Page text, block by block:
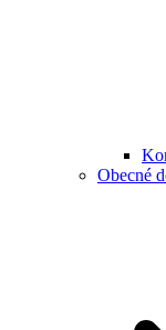
Obecné